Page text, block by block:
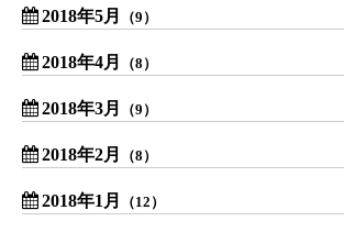
2018年5月 （9）
2018年4月 （8）
2018年3月 （9）
2018年2月 （8）
2018年1月 （12）